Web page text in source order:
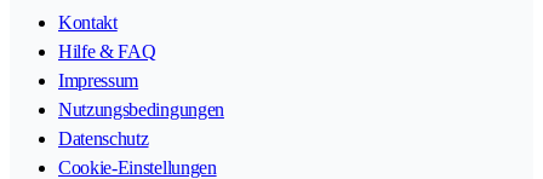
Kontakt
Hilfe & FAQ
Impressum
Nutzungsbedingungen
Datenschutz
Cookie-Einstellungen